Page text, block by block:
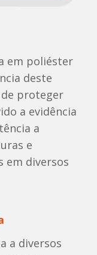
em poliéster
deste
proteger
a evidência
a
e
em diversos
a diversos